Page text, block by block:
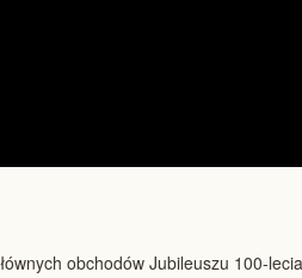
obchodów Jubileuszu 100-